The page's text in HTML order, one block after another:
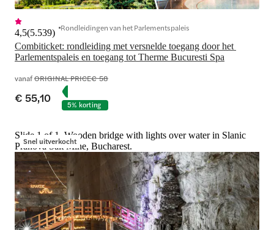
Combiticket: rondleiding met versnelde toegang door het
Parlementspaleis en toegang tot Therme Bucuresti Spa
4,5(5.539) Rondleidingen van het Parlementspaleis
vanafORIGINAL PRICE€ 58
€ 55,10 5% korting
Snel uitverkocht
Slide 1 of 1, Wooden bridge with lights over water in Slanic
Prahova Salt Mine, Bucharest.